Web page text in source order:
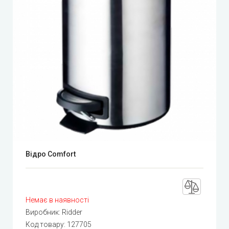
Відро Comfort
Немає в наявності
Виробник: Ridder
Код товару: 127705